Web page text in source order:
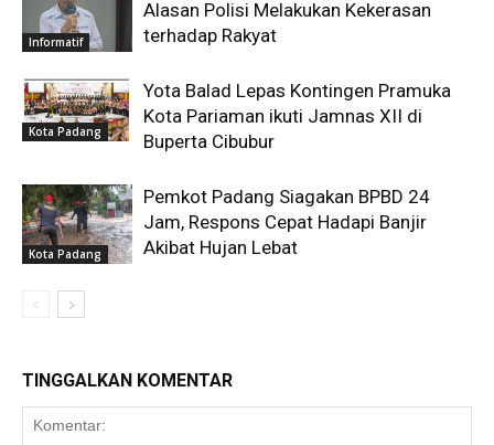
Informatif
Alasan Polisi Melakukan Kekerasan
terhadap Rakyat
Kota Padang
Yota Balad Lepas Kontingen Pramuka
Kota Pariaman ikuti Jamnas XII di
Buperta Cibubur
Kota Padang
Pemkot Padang Siagakan BPBD 24
Jam, Respons Cepat Hadapi Banjir
Akibat Hujan Lebat
TINGGALKAN KOMENTAR